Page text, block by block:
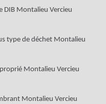
DIB Montalieu Vercieu
type de déchet Montalieu
Montalieu Vercieu
Montalieu Vercieu